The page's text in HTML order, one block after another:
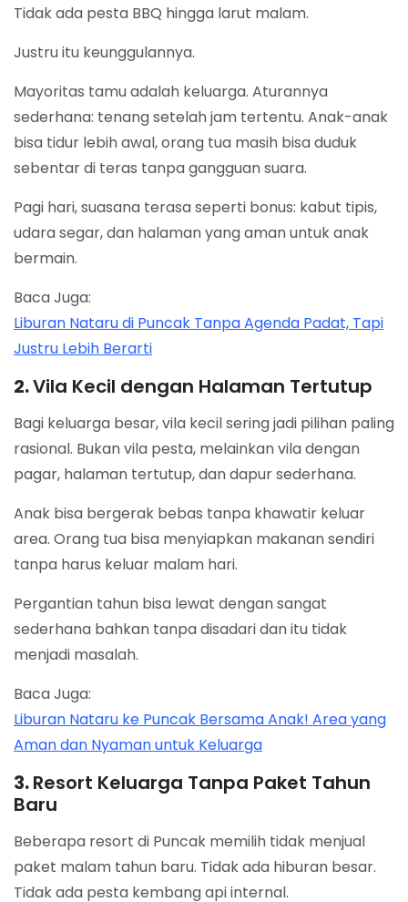
Tidak ada pesta BBQ hingga larut malam.
Justru itu keunggulannya.
Mayoritas tamu adalah keluarga. Aturannya
sederhana: tenang setelah jam tertentu. Anak-anak
bisa tidur lebih awal, orang tua masih bisa duduk
sebentar di teras tanpa gangguan suara.
Pagi hari, suasana terasa seperti bonus: kabut tipis,
udara segar, dan halaman yang aman untuk anak
bermain.
Baca Juga:
Liburan Nataru di Puncak Tanpa Agenda Padat, Tapi
Justru Lebih Berarti
2.Vila Kecil dengan Halaman Tertutup
Bagi keluarga besar, vila kecil sering jadi pilihan paling
rasional. Bukan vila pesta, melainkan vila dengan
pagar, halaman tertutup, dan dapur sederhana.
Anak bisa bergerak bebas tanpa khawatir keluar
area. Orang tua bisa menyiapkan makanan sendiri
tanpa harus keluar malam hari.
Pergantian tahun bisa lewat dengan sangat
sederhana bahkan tanpa disadari dan itu tidak
menjadi masalah.
Baca Juga:
Liburan Nataru ke Puncak Bersama Anak! Area yang
Aman dan Nyaman untuk Keluarga
3.Resort Keluarga Tanpa Paket Tahun
Baru
Beberapa resort di Puncak memilih tidak menjual
paket malam tahun baru. Tidak ada hiburan besar.
Tidak ada pesta kembang api internal.